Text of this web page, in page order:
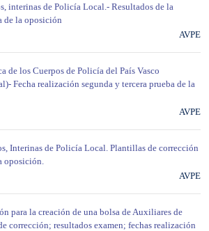
interinas de Policía Local.- Resultados de la
de la oposición
AVPE
de los Cuerpos de Policía del País Vasco
Fecha realización segunda y tercera prueba de la
AVPE
Interinas de Policía Local. Plantillas de corrección
oposición.
AVPE
para la creación de una bolsa de Auxiliares de
corrección; resultados examen; fechas realización